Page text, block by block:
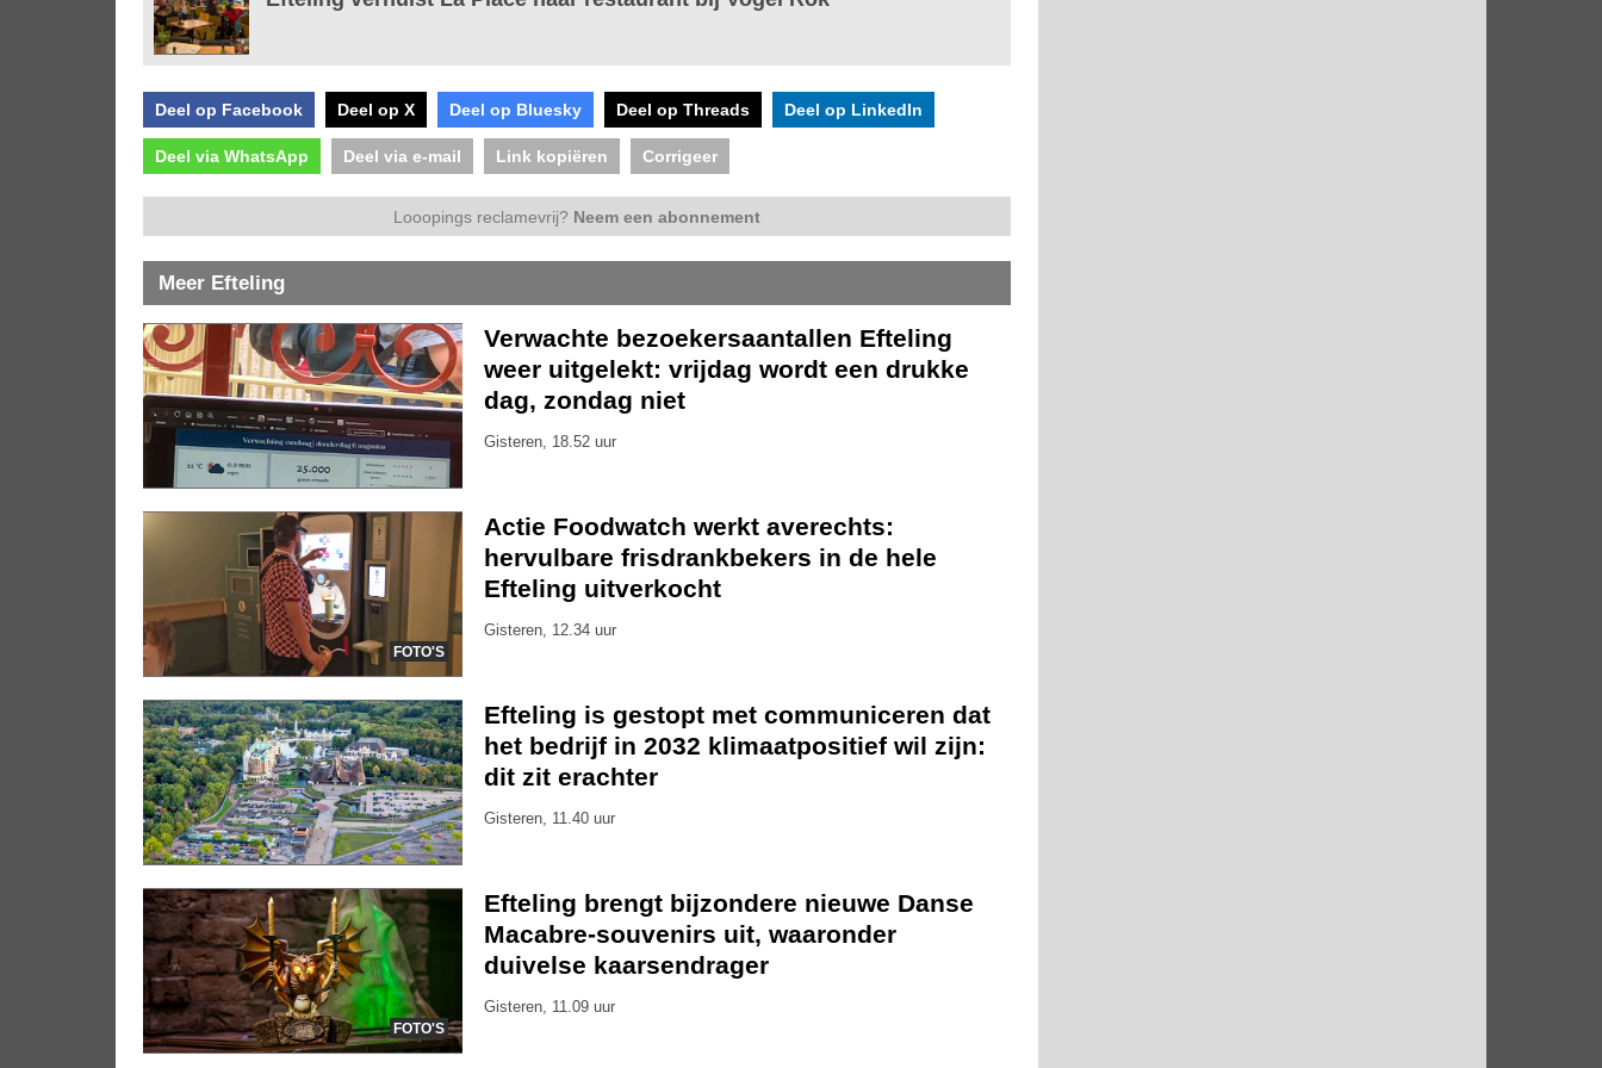
Deel op Facebook Deel op X Deel op Bluesky Deel op Threads Deel op LinkedIn
Deel via WhatsApp Deel via e-mail Link kopiëren Corrigeer
Looopings reclamevrij? Neem een abonnement
Meer Efteling
Verwachte bezoekersaantallen Efteling
weer uitgelekt: vrijdag wordt een drukke
dag, zondag niet
Gisteren, 18.52 uur
FOTO'S
Actie Foodwatch werkt averechts:
hervulbare frisdrankbekers in de hele
Efteling uitverkocht
Gisteren, 12.34 uur
Efteling is gestopt met communiceren dat
het bedrijf in 2032 klimaatpositief wil zijn:
dit zit erachter
Gisteren, 11.40 uur
FOTO'S
Efteling brengt bijzondere nieuwe Danse
Macabre-souvenirs uit, waaronder
duivelse kaarsendrager
Gisteren, 11.09 uur